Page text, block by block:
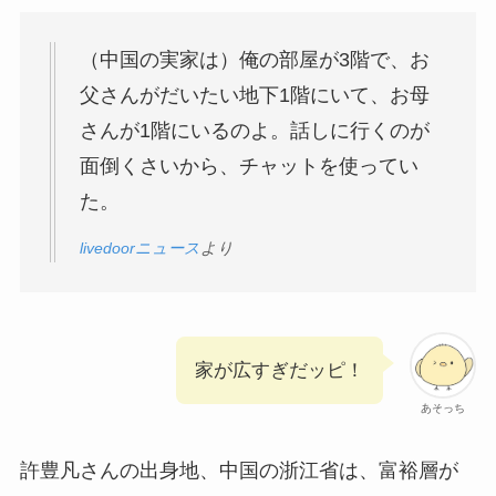
（中国の実家は）俺の部屋が3階で、お
父さんがだいたい地下1階にいて、お母
さんが1階にいるのよ。話しに行くのが
面倒くさいから、チャットを使ってい
た。
livedoorニュース より
あそっち
家が広すぎだッピ！
許豊凡さんの出身地、中国の浙江省は、富裕層が